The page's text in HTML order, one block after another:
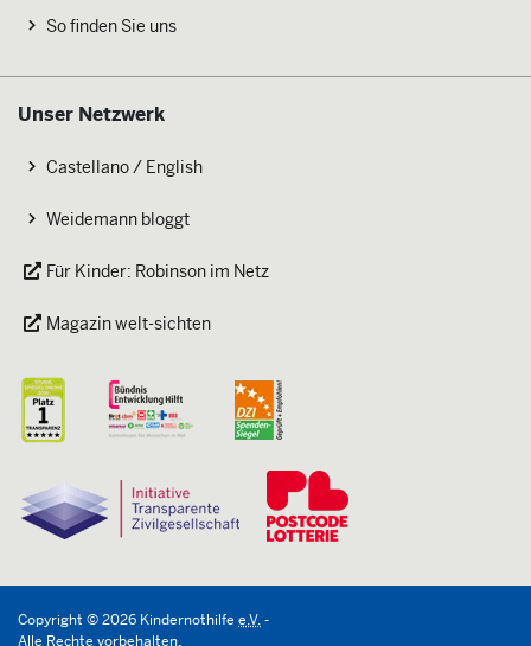
So finden Sie uns
Unser Netzwerk
Castellano / English
Weidemann bloggt
Für Kinder: Robinson im Netz
Magazin welt-sichten
Copyright ©2026 Kindernothilfe e.V.-
Alle Rechte vorbehalten.